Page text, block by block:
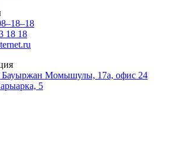
18 18
Бауыржан Момышулы, 17а, офис 24
5